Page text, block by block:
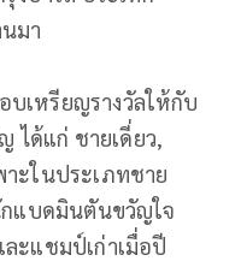
มา
เหรียญรางวัลให้กับ
ได้แก่ ชายเดี่ยว,
ะในประเภทชาย
กแบดมินตันขวัญใจ
ะแชมป์เก่าเมื่อปี